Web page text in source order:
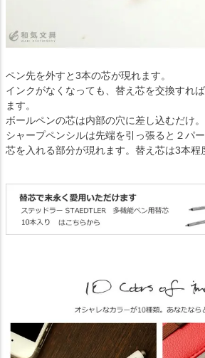
ペン先を外すと3本の芯が現れます。
インクがなくなっても、替え芯を交換すれ
ます。
ボールペンの芯は内部の穴に差し込むだけ。
シャープペンシルは先端を引っ張ると２パ
芯を入れる部分が現れます。替え芯は3本程